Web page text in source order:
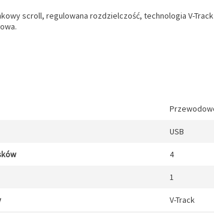
scroll, regulowana rozdzielczość, technologia V-
USB
4
1
V-Track